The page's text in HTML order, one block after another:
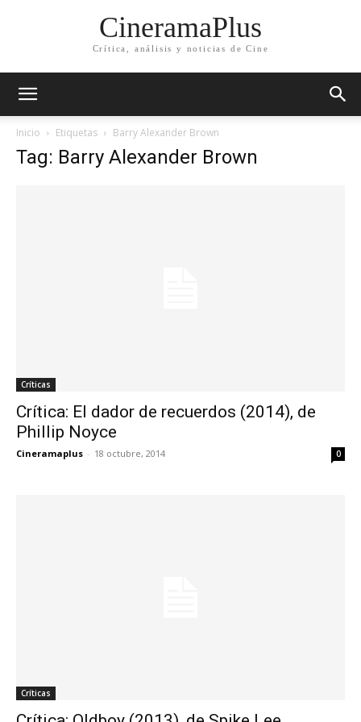
CineramaPlus
Crítica, análisis y noticias de Cine
Inicio Etiquetas Barry Alexander Brown
Tag: Barry Alexander Brown
Críticas
Crítica: El dador de recuerdos (2014), de
Phillip Noyce
Cineramaplus - 18 octubre, 2014 0
Críticas